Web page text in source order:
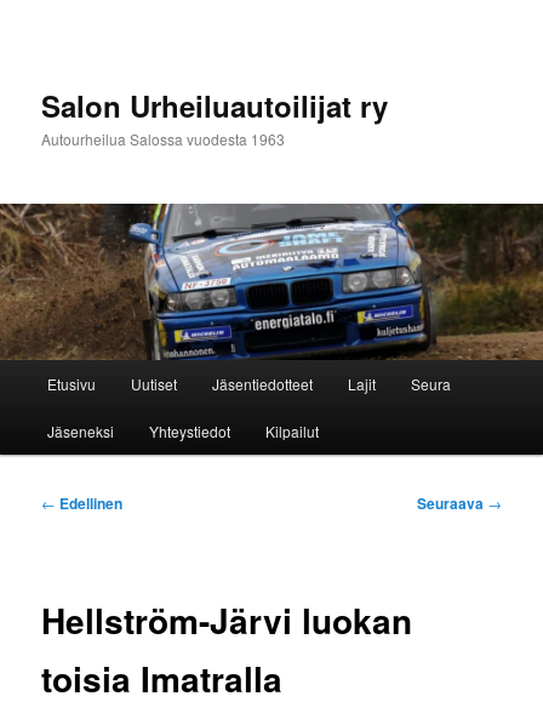
Salon Urheiluautoilijat ry
Autourheilua Salossa vuodesta 1963
Etusivu Uutiset Jäsentiedotteet Lajit Seura
Jäseneksi Yhteystiedot Kilpailut
Artikkelien
← Edellinen Seuraava →
Hellström-Järvi luokan
toisia Imatralla